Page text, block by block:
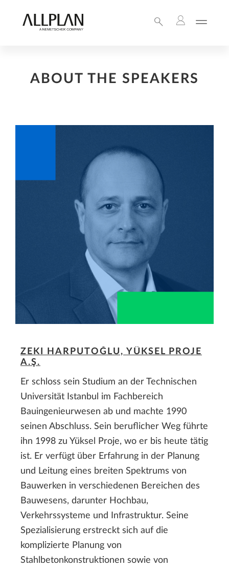
ABOUT THE SPEAKERS
ZEKI HARPUTOĞLU, YÜKSEL PROJE
A.Ş.
Er schloss sein Studium an der Technischen
Universität Istanbul im Fachbereich
Bauingenieurwesen ab und machte 1990
seinen Abschluss. Sein beruflicher Weg führte
ihn 1998 zu Yüksel Proje, wo er bis heute tätig
ist. Er verfügt über Erfahrung in der Planung
und Leitung eines breiten Spektrums von
Bauwerken in verschiedenen Bereichen des
Bauwesens, darunter Hochbau,
Verkehrssysteme und Infrastruktur. Seine
Spezialisierung erstreckt sich auf die
komplizierte Planung von
Stahlbetonkonstruktionen sowie von